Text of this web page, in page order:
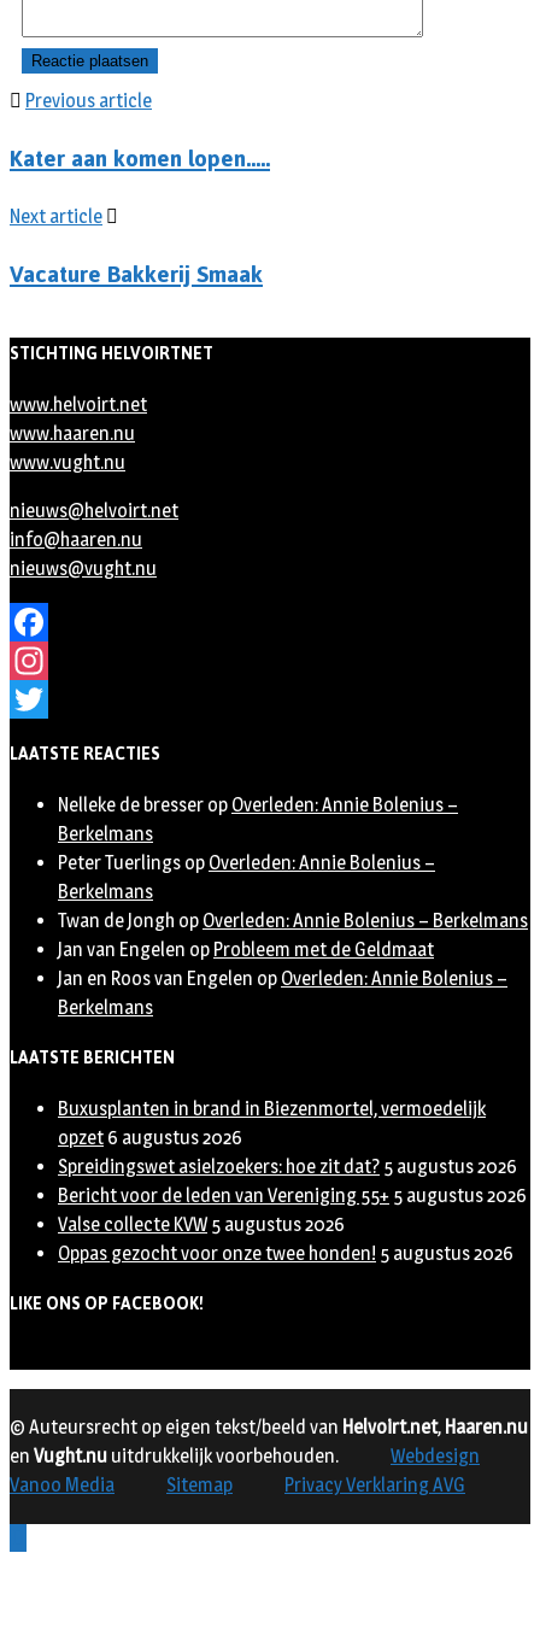
Previous article
Kater aan komen lopen…..
Next article
Vacature Bakkerij Smaak
STICHTING HELVOIRTNET
www.helvoirt.net
www.haaren.nu
www.vught.nu
nieuws@helvoirt.net
info@haaren.nu
nieuws@vught.nu
Facebook
Instagram
LAATSTE REACTIES
Nelleke de bresser op Overleden: Annie Bolenius –
Berkelmans
Peter Tuerlings op Overleden: Annie Bolenius –
Berkelmans
Twan de Jongh op Overleden: Annie Bolenius – Berkelmans
Jan van Engelen op Probleem met de Geldmaat
Jan en Roos van Engelen op Overleden: Annie Bolenius –
Berkelmans
LAATSTE BERICHTEN
Buxusplanten in brand in Biezenmortel, vermoedelijk
opzet 6 augustus 2026
Spreidingswet asielzoekers: hoe zit dat? 5 augustus 2026
Bericht voor de leden van Vereniging 55+ 5 augustus 2026
Valse collecte KVW 5 augustus 2026
Oppas gezocht voor onze twee honden! 5 augustus 2026
LIKE ONS OP FACEBOOK!
© Auteursrecht op eigen tekst/beeld van Helvoirt.net, Haaren.nu
en Vught.nu uitdrukkelijk voorbehouden.
Webdesign
Vanoo Media
Sitemap Privacy Verklaring AVG